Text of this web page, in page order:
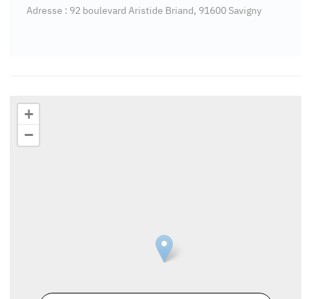
Adresse : 92 boulevard Aristide Briand, 91600 Savigny
+
−